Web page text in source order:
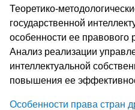
Теоретико-
государственной
особенности ее правового
Анализ реализации
интеллектуальной
повышения ее
Особенности права стран